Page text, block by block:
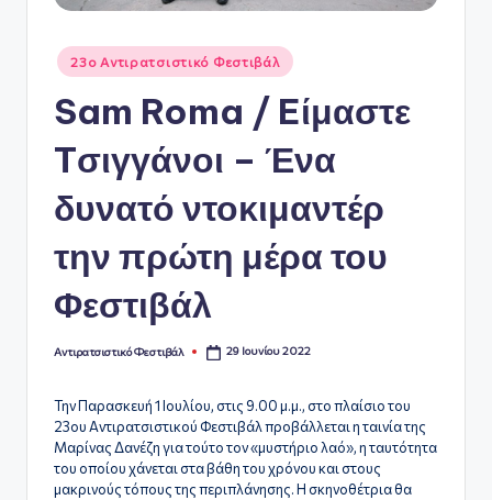
Φ
Α
Αναρτήθηκε
σε
23ο Αντιρατσιστικό Φεστιβάλ
Sam Roma / Eίμαστε
Tσιγγάνοι – Ένα
δυνατό ντοκιμαντέρ
την πρώτη μέρα του
Φεστιβάλ
Συγγραφέας:
Αντιρατσιστικό Φεστιβάλ 29 Ιουνίου 2022
Την Παρασκευή 1 Ιουλίου, στις 9.00 μ.μ., στο πλαίσιο του
23ου Αντιρατσιστικού Φεστιβάλ προβάλλεται η ταινία της
Μαρίνας Δανέζη για τούτο τον «μυστήριο λαό», η ταυτότητα
του οποίου χάνεται στα βάθη του χρόνου και στους
μακρινούς τόπους της περιπλάνησης. Η σκηνοθέτρια θα